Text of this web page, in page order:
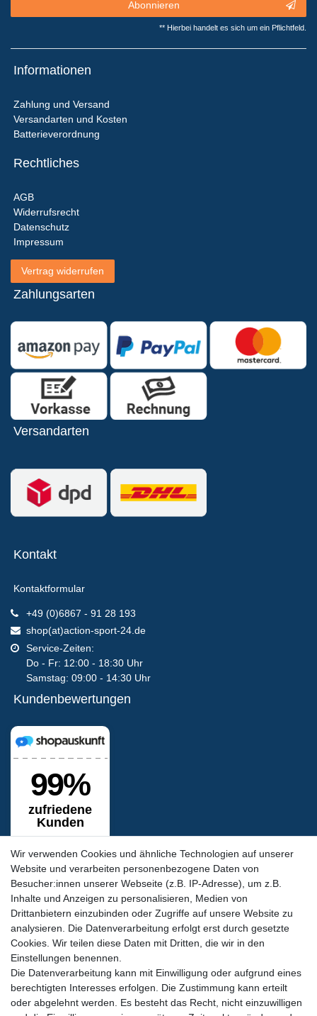
Wir verwenden Cookies und ähnliche Technologien auf unserer
Website und verarbeiten personenbezogene Daten von
Besucher:innen unserer Webseite (z.B. IP-Adresse), um z.B.
Inhalte und Anzeigen zu personalisieren, Medien von
Drittanbietern einzubinden oder Zugriffe auf unsere Website zu
analysieren. Die Datenverarbeitung erfolgt erst durch gesetzte
Cookies. Wir teilen diese Daten mit Dritten, die wir in den
Einstellungen benennen.
Die Datenverarbeitung kann mit Einwilligung oder aufgrund eines
berechtigten Interesses erfolgen. Die Zustimmung kann erteilt
oder abgelehnt werden. Es besteht das Recht, nicht einzuwilligen
Abonnieren
** Hierbei handelt es sich um ein Pflichtfeld.
Informationen
Zahlung und Versand
Versandarten und Kosten
Batterieverordnung
Rechtliches
AGB
Widerrufsrecht
Datenschutz
Impressum
Vertrag widerrufen
Zahlungsarten
Versandarten
Kontakt
Kontaktformular
+49 (0)6867 - 91 28 193
shop(at)action-sport-24.de
Service-Zeiten:
Do - Fr: 12:00 - 18:30 Uhr
Samstag: 09:00 - 14:30 Uhr
Kundenbewertungen
Siegel & Zertifikate